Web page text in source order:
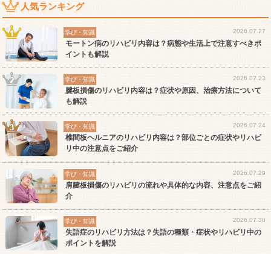
人気ランキング
学び・知識 2026.07.27
モートン病のリハビリ内容は？病態や生活上で注意すべきポ
イントも解説
学び・知識 2026.07.23
腱板損傷のリハビリ内容は？症状や原因、治療方法について
も解説
学び・知識 2026.07.24
椎間板ヘルニアのリハビリ内容は？部位ごとの症状やリハビ
リ中の注意点をご紹介
学び・知識 2026.07.29
肩腱板損傷のリハビリの流れや具体的な内容、注意点をご紹
介
学び・知識 2026.07.30
失語症のリハビリ方法は？失語の種類・症状やリハビリ中の
ポイントを解説